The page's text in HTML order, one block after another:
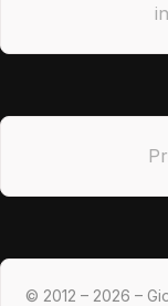
© 2012 – 2026 –